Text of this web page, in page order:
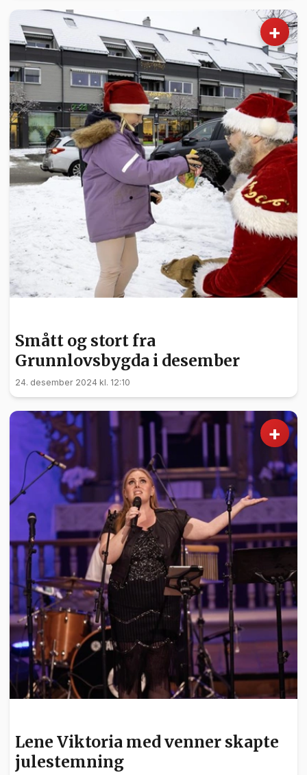
+
Smått og stort fra
Grunnlovsbygda i desember
24. desember 2024 kl. 12:10
+
Lene Viktoria med venner skapte
julestemning